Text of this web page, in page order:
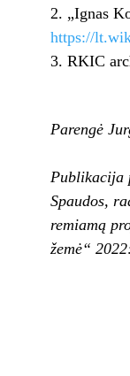
„Ignas
https://
RKIC
Parengė
Publikacija
Spaudos,
remiamą
žemė“